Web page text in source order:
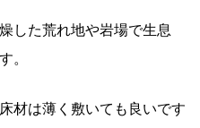
した荒れ地や岩場で生息
。
材は薄く敷いても良いです